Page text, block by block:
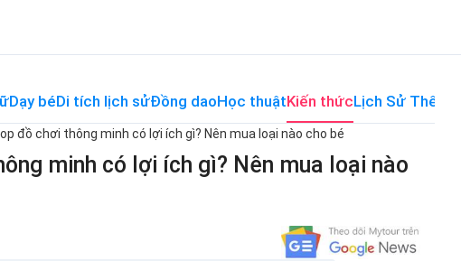
Dạy béDi tích lịch sửĐồng daoHọc thuậtKiến thứcLịch Sử Thế Giới
đồ chơi thông minh có lợi ích gì? Nên mua loại nào cho bé
minh có lợi ích gì? Nên mua loại nào